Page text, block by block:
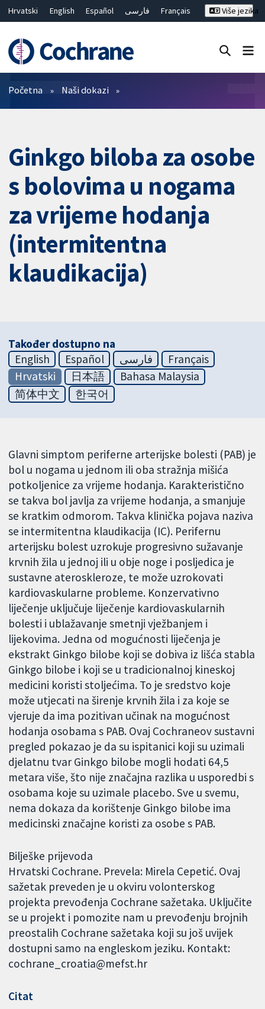
Hrvatski English Español فارسی
Français
繁體中文
简体中文
Više jezika
Prečistači
Početna Naši dokazi
Ginkgo biloba za osobe
s bolovima u nogama
za vrijeme hodanja
(intermitentna
klaudikacija)
Također dostupno na
English
Español فارسی
Français
Hrvatski
日本語
Bahasa Malaysia
简体中文
한국어
Glavni simptom periferne arterijske bolesti (PAB) je
bol u nogama u jednom ili oba stražnja mišića
potkoljenice za vrijeme hodanja. Karakteristično
se takva bol javlja za vrijeme hodanja, a smanjuje
se kratkim odmorom. Takva klinička pojava naziva
se intermitentna klaudikacija (IC). Perifernu
arterijsku bolest uzrokuje progresivno sužavanje
krvnih žila u jednoj ili u obje noge i posljedica je
sustavne ateroskleroze, te može uzrokovati
kardiovaskularne probleme. Konzervativno
liječenje uključuje liječenje kardiovaskularnih
bolesti i ublažavanje smetnji vježbanjem i
lijekovima. Jedna od mogućnosti liječenja je
ekstrakt Ginkgo bilobe koji se dobiva iz lišća stabla
Ginkgo bilobe i koji se u tradicionalnoj kineskoj
medicini koristi stoljećima. To je sredstvo koje
može utjecati na širenje krvnih žila i za koje se
vjeruje da ima pozitivan učinak na mogućnost
hodanja osobama s PAB. Ovaj Cochraneov sustavni
pregled pokazao je da su ispitanici koji su uzimali
djelatnu tvar Ginkgo bilobe mogli hodati 64,5
metara više, što nije značajna razlika u usporedbi s
osobama koje su uzimale placebo. Sve u svemu,
nema dokaza da korištenje Ginkgo bilobe ima
medicinski značajne koristi za osobe s PAB.
Bilješke prijevoda
Hrvatski Cochrane. Prevela: Mirela Cepetić. Ovaj
sažetak preveden je u okviru volonterskog
projekta prevođenja Cochrane sažetaka. Uključite
se u projekt i pomozite nam u prevođenju brojnih
preostalih Cochrane sažetaka koji su još uvijek
dostupni samo na engleskom jeziku. Kontakt:
cochrane_croatia@mefst.hr
Citat